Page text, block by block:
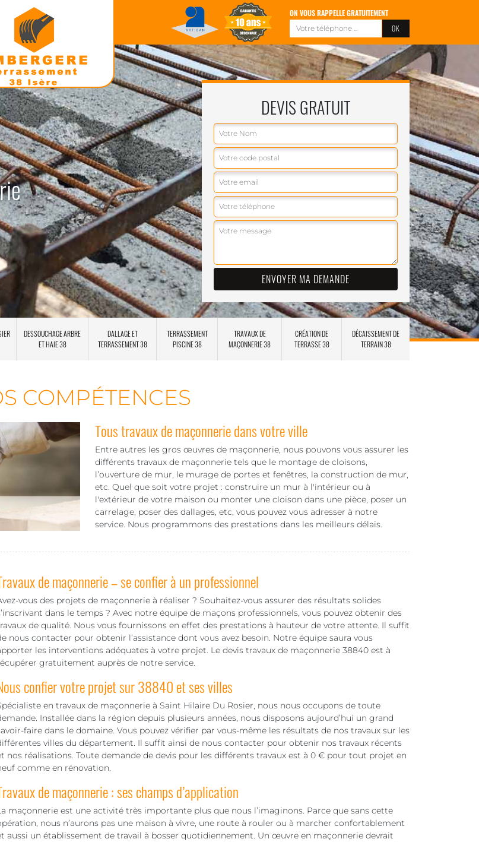
ON VOUS RAPPELLE GRATUITEMENT
DEVIS GRATUIT
DESSOUCHAGE ARBRE
ET HAIE 38
DALLAGE ET
TERRASSEMENT 38
TERRASSEMENT
PISCINE 38
TRAVAUX DE
MAÇONNERIE 38
CRÉATION DE
TERRASSE 38
DÉCAISSEMENT DE
TERRAIN 38
COMPÉTENCES
Tous travaux de maçonnerie dans votre ville
Entre autres les gros œuvres de maçonnerie, nous pouvons vous assurer les
différents travaux de maçonnerie tels que le montage de cloisons,
l’ouverture de mur, le murage de portes et fenêtres, la construction de mur,
etc. Quel que soit votre projet : construire un mur à l'intérieur ou à
l'extérieur de votre maison ou monter une cloison dans une pièce, poser un
carrelage, poser des dallages, etc, vous pouvez vous adresser à notre
service. Nous programmons des prestations dans les meilleurs délais.
de maçonnerie – se confier à un professionnel
vous des projets de maçonnerie à réaliser ? Souhaitez-vous assurer des résultats solides
dans le temps ? Avec notre équipe de maçons professionnels, vous pouvez obtenir des
de qualité. Nous vous fournissons en effet des prestations à hauteur de votre attente. Il suffit
nous contacter pour obtenir l’assistance dont vous avez besoin. Notre équipe saura vous
les interventions adéquates à votre projet. Le devis travaux de maçonnerie 38840 est à
gratuitement auprès de notre service.
confier votre projet sur 38840 et ses villes
en travaux de maçonnerie à Saint Hilaire Du Rosier, nous nous occupons de toute
Installée dans la région depuis plusieurs années, nous disposons aujourd’hui un grand
faire dans le domaine. Vous pouvez vérifier par vous-même les résultats de nos travaux sur les
villes du département. Il suffit ainsi de nous contacter pour obtenir nos travaux récents
nos réalisations. Toute demande de devis pour les différents travaux est à 0 € pour tout projet en
comme en rénovation.
de maçonnerie : ses champs d’application
maçonnerie est une activité très importante plus que nous l’imaginons. Parce que sans cette
nous n’aurons pas une maison à vivre, une route à rouler ou à marcher confortablement
aussi un établissement de travail à bosser quotidiennement. Un œuvre en maçonnerie devrait